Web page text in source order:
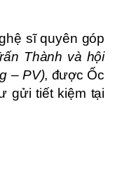
sĩ quyên góp
Thành và hội
– PV), được Ốc
gửi tiết kiệm tại